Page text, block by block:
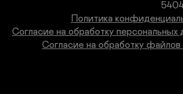
Политика
Согласие на обработку персональных
Согласие на обработку файлов